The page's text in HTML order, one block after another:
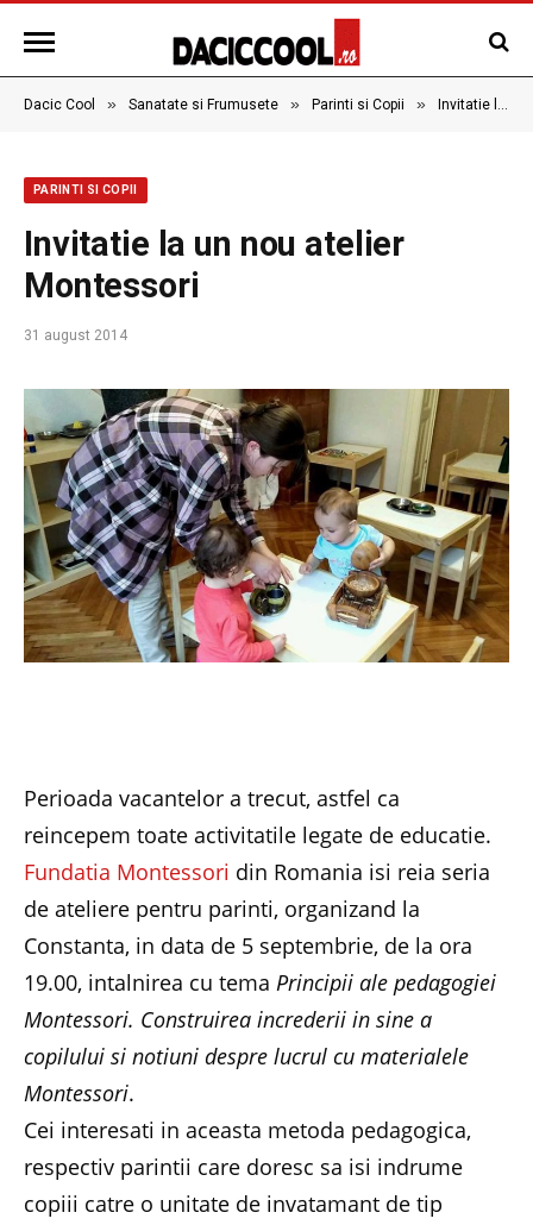
Dacic Cool » Sanatate si Frumusete » Parinti si Copii » Invitatie la un nou atelier Montessori
PARINTI SI COPII
Invitatie la un nou atelier
Montessori
31 august 2014
Perioada vacantelor a trecut, astfel ca
reincepem toate activitatile legate de educatie.
Fundatia Montessori din Romania isi reia seria
de ateliere pentru parinti, organizand la
Constanta, in data de 5 septembrie, de la ora
19.00, intalnirea cu tema Principii ale pedagogiei
Montessori. Construirea increderii in sine a
copilului si notiuni despre lucrul cu materialele
Montessori.
Cei interesati in aceasta metoda pedagogica,
respectiv parintii care doresc sa isi indrume
copiii catre o unitate de invatamant de tip